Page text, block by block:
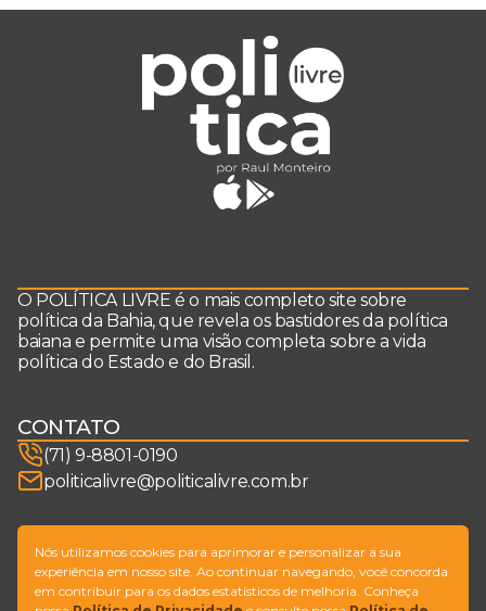
O POLÍTICA LIVRE é o mais completo site sobre
política da Bahia, que revela os bastidores da política
baiana e permite uma visão completa sobre a vida
política do Estado e do Brasil.
CONTATO
(71) 9-8801-0190
politicalivre@politicalivre.com.br
SIGA-NOS
Nós utilizamos cookies para aprimorar e personalizar a sua
experiência em nosso site. Ao continuar navegando, você concorda
em contribuir para os dados estatísticos de melhoria. Conheça